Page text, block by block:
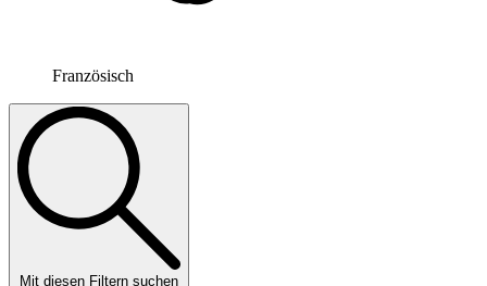
Französisch
Mit diesen Filtern suchen